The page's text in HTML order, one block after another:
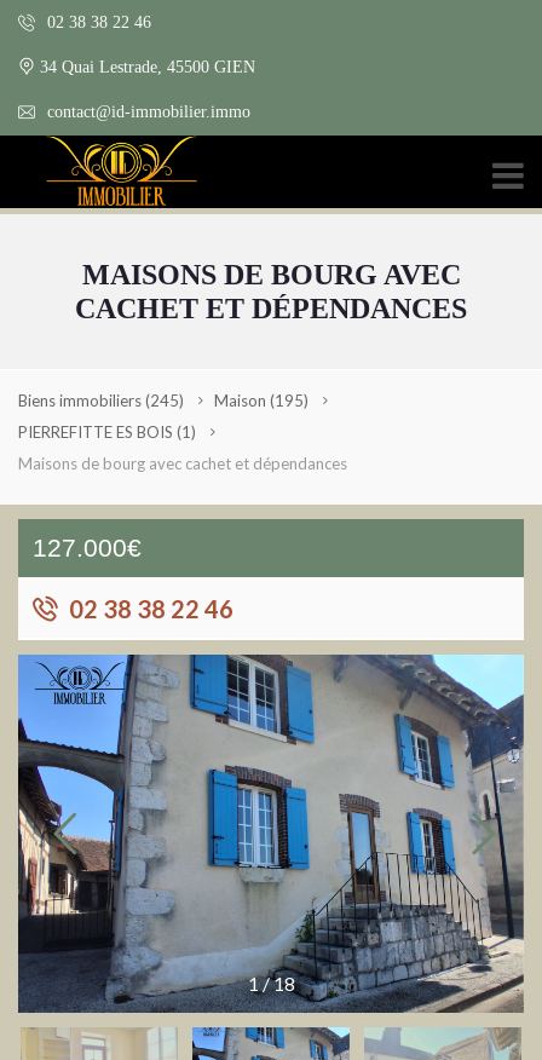
02 38 38 22 46
34 Quai Lestrade, 45500 GIEN
contact@id-immobilier.immo
MAISONS DE BOURG AVEC
CACHET ET DÉPENDANCES
Biens immobiliers(245) Maison (195)
PIERREFITTE ES BOIS (1)
Maisons de bourg avec cachet et dépendances
127.000€
02 38 38 22 46
1/18